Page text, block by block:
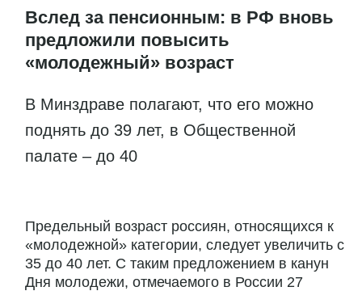
Вслед за пенсионным: в РФ вновь
предложили повысить
«молодежный» возраст
В Минздраве полагают, что его можно
поднять до 39 лет, в Общественной
палате – до 40
Предельный возраст россиян, относящихся к
«молодежной» категории, следует увеличить с
35 до 40 лет. С таким предложением в канун
Дня молодежи, отмечаемого в России 27